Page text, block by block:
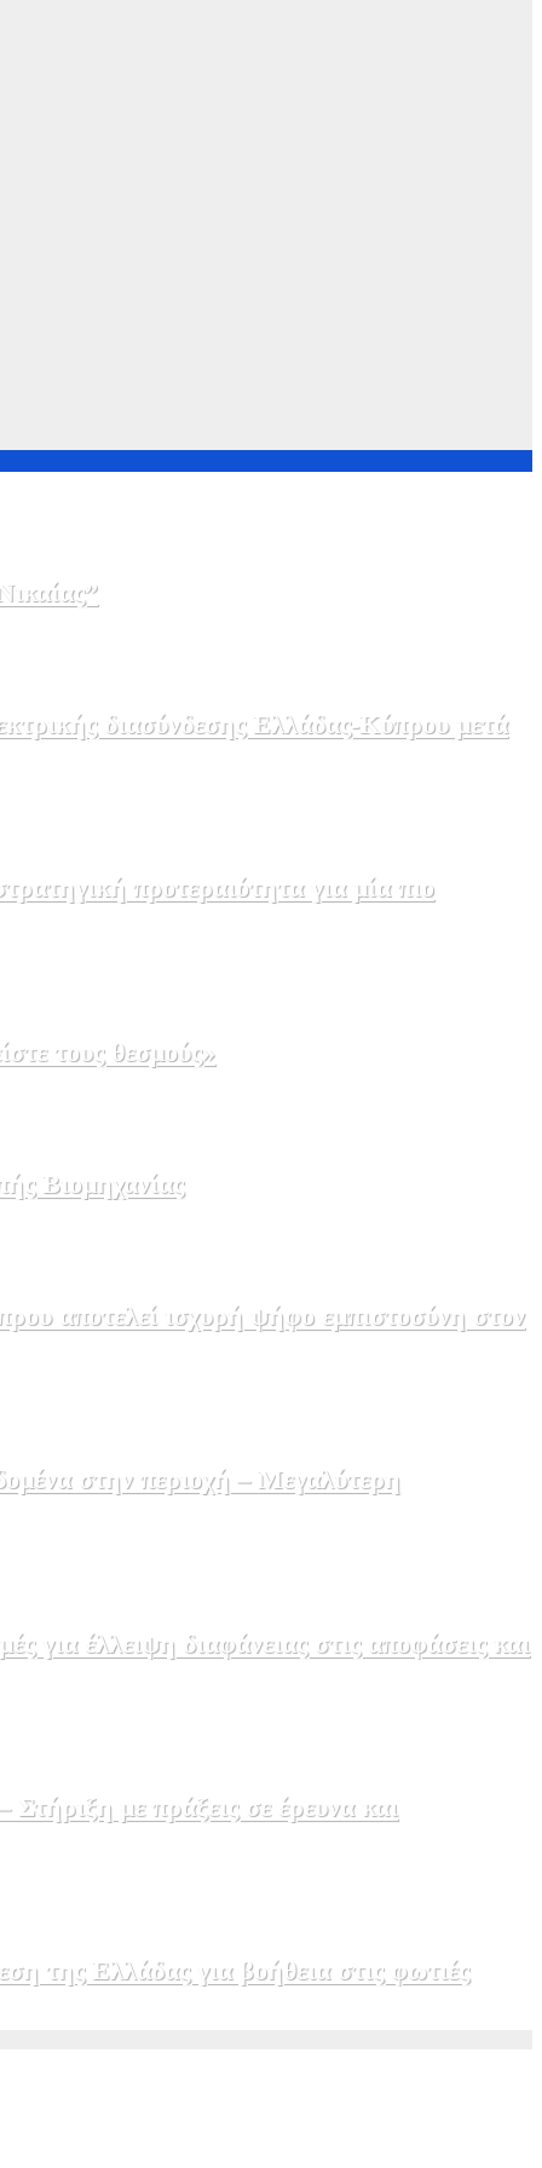
διασύνδεσης Ελλάδας-Κύπρου μετά
προτεραιότητα για μία πιο
τους θεσμούς»
Βιομηχανίας
αποτελεί ισχυρή ψήφο εμπιστοσύνη στον
στην περιοχή – Μεγαλύτερη
έλλειψη διαφάνειας στις αποφάσεις και
με πράξεις σε έρευνα και
της Ελλάδας για βοήθεια στις φωτιές